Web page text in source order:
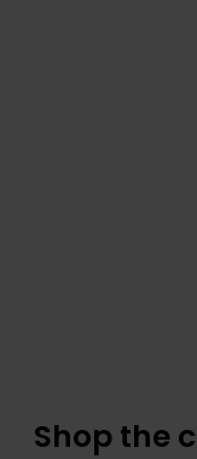
Shop the